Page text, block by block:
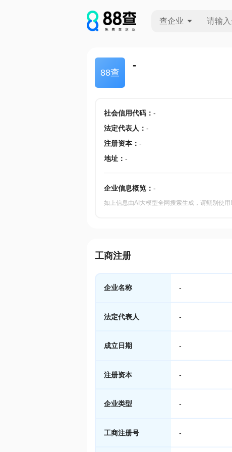
查企业
88查
-
社会信用代码： -
法定代表人 ： -
注册资本： -
地址： -
企业信息概览： -
如上信息由AI大模型全网搜索生成，请甄别使用!
工商注册
企业名称 -
法定代表人 -
成立日期 -
注册资本 -
企业类型 -
工商注册号 -